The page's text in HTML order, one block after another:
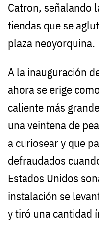
Catron, señalando
tiendas que se
plaza neoyorquina.
A la inauguración
ahora se erige
caliente más
una veintena de
a curiosear y que
defraudados
Estados Unidos
instalación se
y tiró una cantidad